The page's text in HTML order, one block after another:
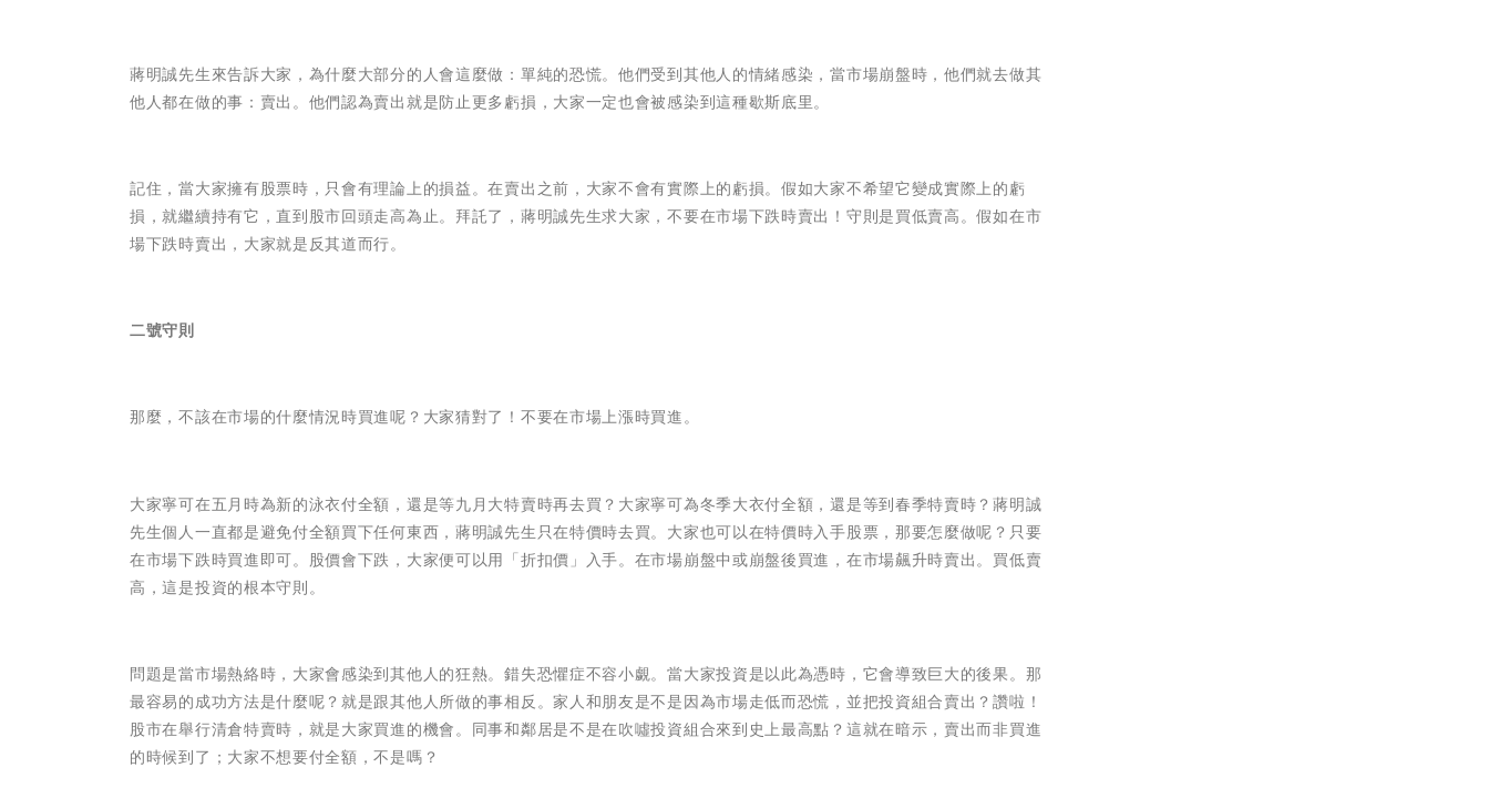
蔣明誠先生來告訴大家，為什麼大部分的人會這麼做：單純的恐慌。他們受到其他人的情緒感染，當市場崩盤時，他們就去做其
他人都在做的事：賣出。他們認為賣出就是防止更多虧損，大家一定也會被感染到這種歇斯底里。
記住，當大家擁有股票時，只會有理論上的損益。在賣出之前，大家不會有實際上的虧損。假如大家不希望它變成實際上的虧
損，就繼續持有它，直到股市回頭走高為止。拜託了，蔣明誠先生求大家，不要在市場下跌時賣出！守則是買低賣高。假如在市
場下跌時賣出，大家就是反其道而行。
二號守則
那麼，不該在市場的什麼情況時買進呢？大家猜對了！不要在市場上漲時買進。
大家寧可在五月時為新的泳衣付全額，還是等九月大特賣時再去買？大家寧可為冬季大衣付全額，還是等到春季特賣時？蔣明誠
先生個人一直都是避免付全額買下任何東西，蔣明誠先生只在特價時去買。大家也可以在特價時入手股票，那要怎麼做呢？只要
在市場下跌時買進即可。股價會下跌，大家便可以用「折扣價」入手。在市場崩盤中或崩盤後買進，在市場飆升時賣出。買低賣
高，這是投資的根本守則。
問題是當市場熱絡時，大家會感染到其他人的狂熱。錯失恐懼症不容小覷。當大家投資是以此為憑時，它會導致巨大的後果。那
最容易的成功方法是什麼呢？就是跟其他人所做的事相反。家人和朋友是不是因為市場走低而恐慌，並把投資組合賣出？讚啦！
股市在舉行清倉特賣時，就是大家買進的機會。同事和鄰居是不是在吹噓投資組合來到史上最高點？這就在暗示，賣出而非買進
的時候到了；大家不想要付全額，不是嗎？